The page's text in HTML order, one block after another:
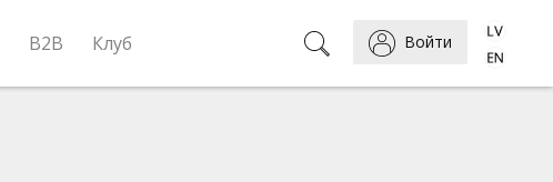
B2B Клуб Войти